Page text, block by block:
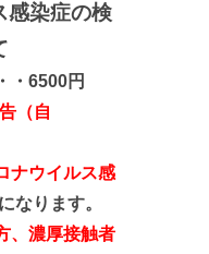
染症の検
・6500円
（自
ナウイルス感
なります。
、濃厚接触者